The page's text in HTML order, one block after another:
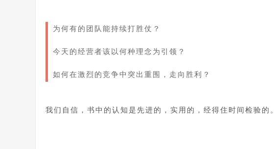
为何有的团队能持续打胜仗？
今天的经营者该以何种理念为引领？
如何在激烈的竞争中突出重围，走向胜利？
我们自信，书中的认知是先进的，实用的，经得住时间检验的。